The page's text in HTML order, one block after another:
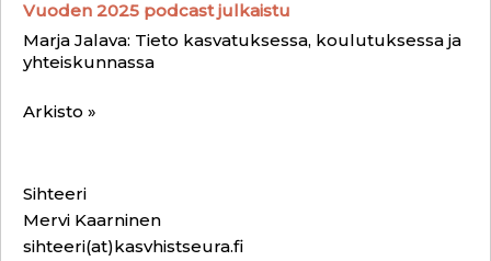
Vuoden 2025 podcast julkaistu
Marja Jalava: Tieto kasvatuksessa, koulutuksessa ja
yhteiskunnassa
Arkisto »
Sihteeri
Mervi Kaarninen
sihteeri(at)kasvhistseura.fi